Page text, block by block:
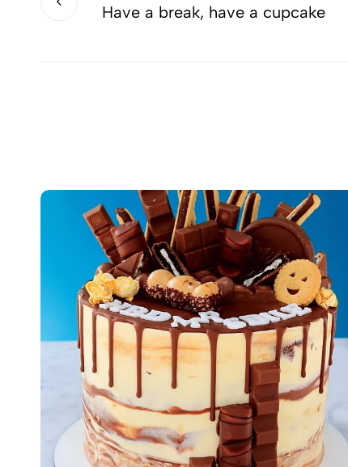
Have a break, have a cupcake